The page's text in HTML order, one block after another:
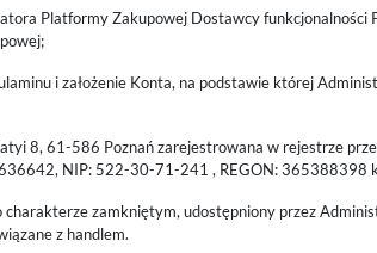
Platformy Zakupowej Dostawcy
i założenie Konta, na podstawie której
8, 61-586 Poznań zarejestrowana w rejestrze
NIP: 522-30-71-241 , REGON: 365388398
zamkniętym, udostępniony przez
z handlem.